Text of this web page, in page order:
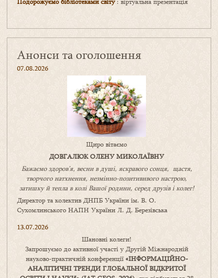
Анонси та оголошення
07.08.2026
Щиро вітаємо
ДОВГАЛЮК ОЛЕНУ МИКОЛАЇВНУ
Бажаємо здоров’я, весни в душі, яскравого сонця, щастя,
творчого натхнення, незмінно-позитивнвого настрою,
затишкуйтепла в коліВашоїродини, серед друзів і колег!
Директор та колектив ДНПБ України ім. В. О.
Сухомлинського НАПН України Л. Д. Березівська
13.07.2026
Шановні колеги!
Запрошуємо до активної участі у Другій Міжнародній
науково-практичній конференції «ІНФОРМАЦІЙНО-
АНАЛІТИЧНІ ТРЕНДИ ГЛОБАЛЬНОЇ ВІДКРИТОЇ